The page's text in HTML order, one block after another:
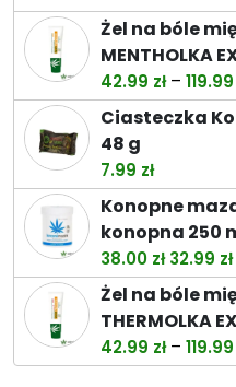
cena
wynosiła:
44.99 zł.
cena
wynosi:
39.89 zł.
Żel na bóle
MENTHOLKA
42.99 zł – 119.99
Ciasteczka
48 g
7.99 zł
Konopne
konopna 250
38.00 zł
cena
38.00 zł.
32.99 zł
Żel na bóle
THERMOLKA
42.99 zł – 119.99